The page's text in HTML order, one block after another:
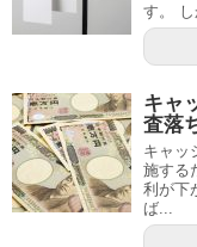
す。
キャ
査落
キャッ
施する
利が下
ば...